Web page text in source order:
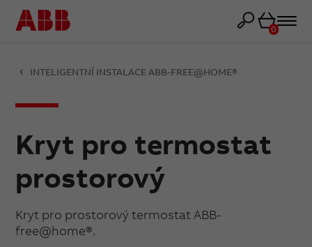
Košík
0
INTELIGENTNÍ INSTALACE ABB-FREE@HOME®
Kryt pro termostat
prostorový
Kryt pro prostorový termostat ABB-
free@home®.